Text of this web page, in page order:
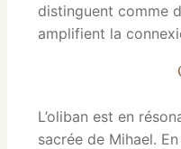
distinguent comme
amplifient la
L’oliban est en
sacrée de Mihael.